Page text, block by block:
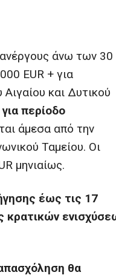
άνω των 30
EUR + για
και Δυτικού
περίοδο
άμεσα από την
Ταμείου. Οι
μηνιαίως.
έως τις 17
θα